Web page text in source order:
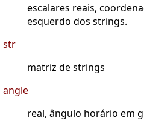
escalares reais,
esquerdo dos strings.
str
matriz de strings
angle
real, ângulo horário em